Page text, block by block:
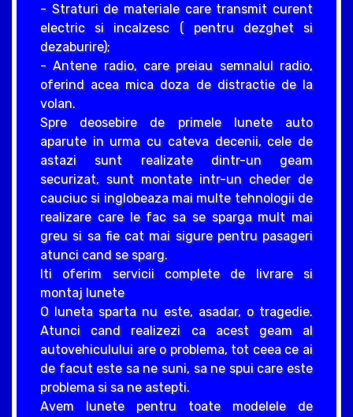
- Straturi de materiale care transmit curent
electric si incalzesc ( pentru dezghet si
dezaburire);
- Antene radio, care preiau semnalul radio,
oferind acea mica doza de distractie de la
volan.
Spre deosebire de primele lunete auto
aparute in urma cu cateva decenii, cele de
astazi sunt realizate dintr-un geam
securizat, sunt montate intr-un cheder de
cauciuc si inglobeaza mai multe tehnologii de
realizare care le fac sa se sparga mult mai
greu si sa fie cat mai sigure pentru pasageri
atunci cand se sparg.
Iti oferim servicii complete de livrare si
montaj lunete
O luneta sparta nu este, asadar, o tragedie.
Atunci cand realizezi ca acest geam al
autovehiculului are o problema, tot ceea ce ai
de facut este sa ne suni, sa ne spui care este
problema si sa ne astepti.
Avem lunete pentru toate modelele de